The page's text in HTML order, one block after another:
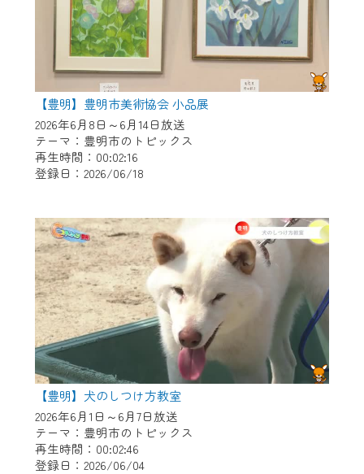
【豊明】豊明市美術協会 小品展
2026年6月8日～6月14日放送
テーマ：豊明市のトピックス
再生時間：00:02:16
登録日：2026/06/18
【豊明】犬のしつけ方教室
2026年6月1日～6月7日放送
テーマ：豊明市のトピックス
再生時間：00:02:46
登録日：2026/06/04